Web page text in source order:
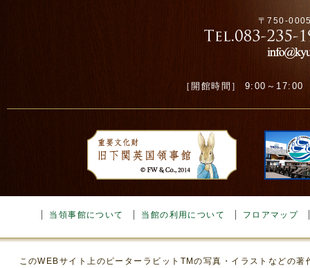
〒750-
［開館時間］ 9:00～
当領事館について 当館の利用について フロアマップ
このWEBサイト上のピーターラビットTMの写真・イラストなどの